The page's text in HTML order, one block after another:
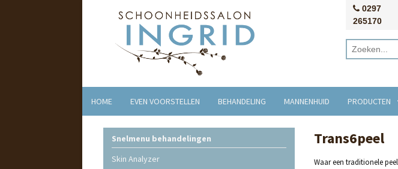
0297
265170
HOME EVEN VOORSTELLEN BEHANDELING MANNENHUID PRODUCTEN
Trans6peel
Waar een traditionele
Snelmenu behandelingen
Skin Analyzer